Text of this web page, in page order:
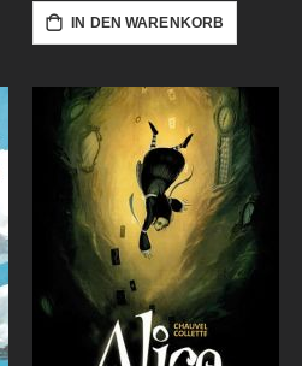
IN DEN WARENKORB